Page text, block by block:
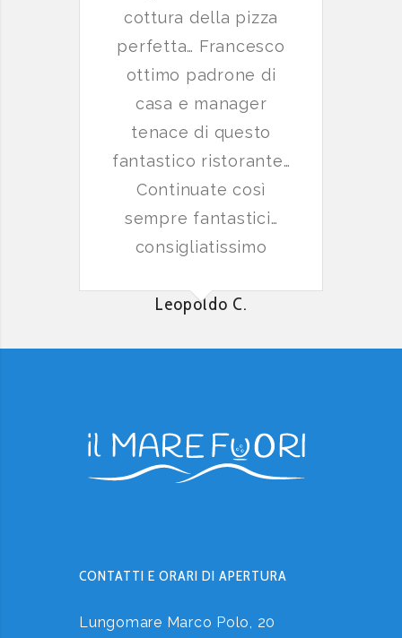
cottura della pizza
perfetta… Francesco
ottimo padrone di
casa e manager
tenace di questo
fantastico ristorante…
Continuate così
sempre fantastici…
consigliatissimo
Leopoldo C.
CONTATTI E ORARI DI APERTURA
Lungomare Marco Polo, 20